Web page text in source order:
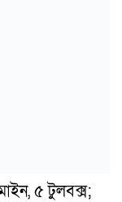
৫ টুলবক্স;